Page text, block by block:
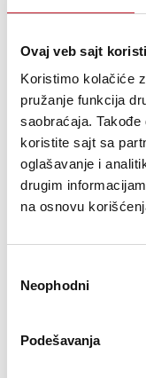
Ovaj veb sajt
Koristimo kolačiće
pružanje funkcija
saobraćaja.
koristite sajt sa
oglašavanje i
drugim
na osnovu
сагласности
Neophodni
Podešavanja
ASD EX 290
Conical connection